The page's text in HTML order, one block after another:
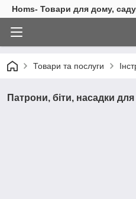
Homs- Товари для дому,
Товари та послуги
Патрони, біти, насадки